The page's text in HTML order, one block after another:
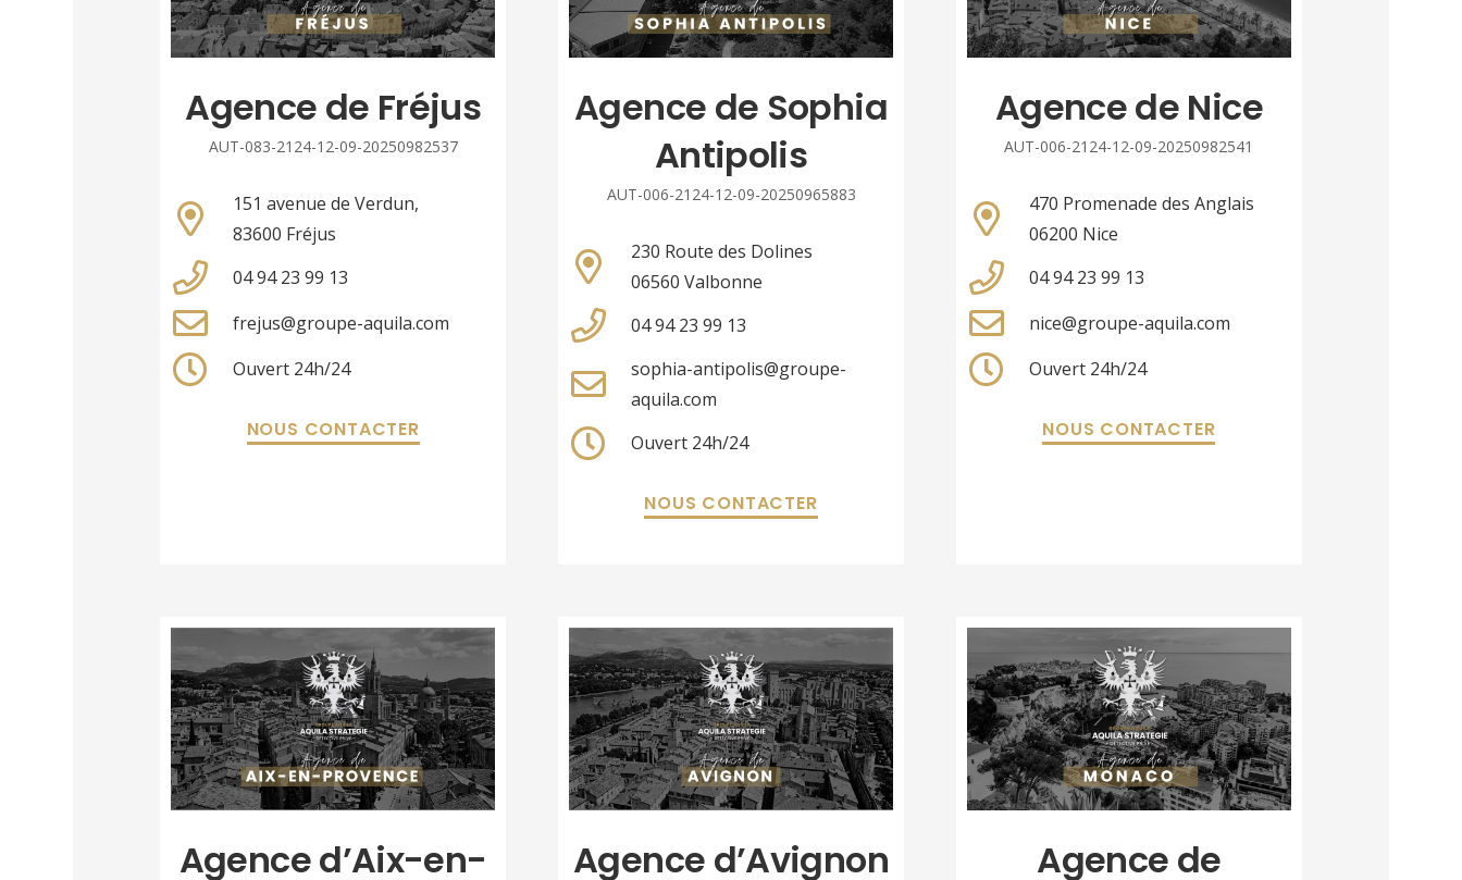
Agence de Fréjus
AUT-083-2124-12-09-20250982537
151 avenue de Verdun,
83600 Fréjus
04 94 23 99 13
frejus@groupe-aquila.com
Ouvert 24h/24
NOUS CONTACTER
Agence de Sophia
Antipolis
AUT-006-2124-12-09-20250965883
230 Route des Dolines
06560 Valbonne
04 94 23 99 13
sophia-antipolis@groupe-
aquila.com
Ouvert 24h/24
NOUS CONTACTER
Agence de Nice
AUT-006-2124-12-09-20250982541
470 Promenade des Anglais
06200 Nice
04 94 23 99 13
nice@groupe-aquila.com
Ouvert 24h/24
NOUS CONTACTER
Agence d’Aix-en- Agence d’Avignon Agence de